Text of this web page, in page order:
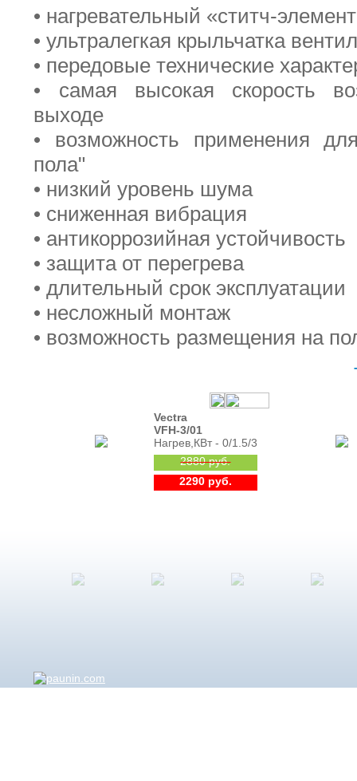
• нагревательный «ститч-
• ультралегкая крыльчатка
• передовые технические
• самая высокая скорость
выходе
• возможность применения
пола"
• низкий уровень шума
• сниженная вибрация
• антикоррозийная устойчивость
• защита от перегрева
• длительный срок эксплуатации
• несложный монтаж
• возможность размещения на
Vectra
VFH-3/01
Нагрев,КВт - 0/1.5/3
2880 руб.
2290 руб.